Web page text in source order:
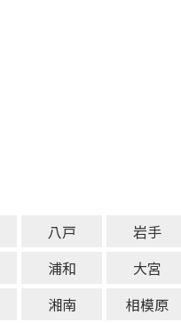
八戸 岩手
浦和 大宮
湘南 相模原